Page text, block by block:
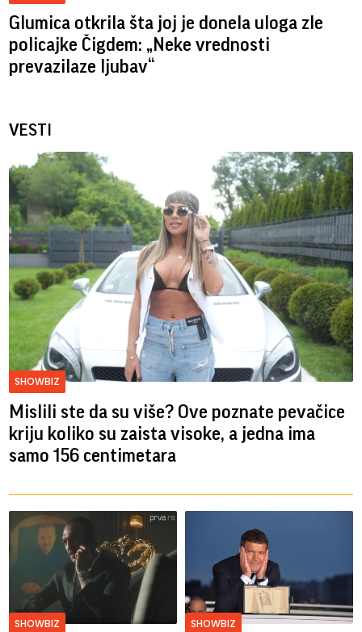
Glumica otkrila šta joj je donela uloga zle
policajke Čigdem: „Neke vrednosti
prevazilaze ljubav“
VESTI
SHOWBIZ
Mislili ste da su više? Ove poznate pevačice
kriju koliko su zaista visoke, a jedna ima
samo 156 centimetara
SHOWBIZ SHOWBIZ